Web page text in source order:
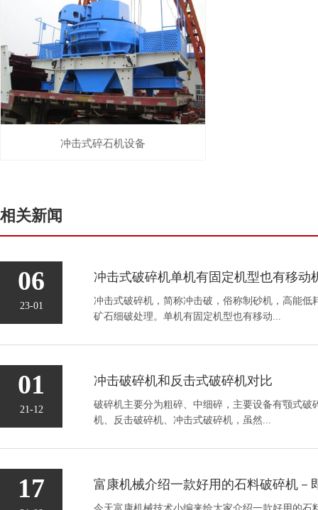
冲击式碎石机设备
相关新闻
06
23-01
冲击式破碎机，简称冲击破，俗称制砂机，高能低
矿石细破处理。单机有固定机型也有移动...
01
21-12
冲击破碎机和反击式破碎机对比
破碎机主要分为粗碎、中细碎，主要设备有颚式破
机、反击破碎机、冲击式破碎机，虽然...
17